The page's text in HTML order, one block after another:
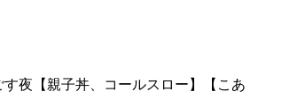
夜【親子丼、コールスロー】【こあ